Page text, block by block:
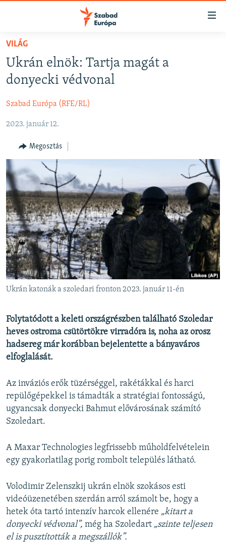
Akadálymentes
Ugrás
oldalra
Ugrás
NAPIRENDEN
AKTUÁLIS
PODCASTOK
VIDEÓK
ELEMZŐ
NER15
SZABADON
TÁRSADALOM
DEMOKRÁCIA
A PÉNZ NYOMÁBAN
EURÓPAI UNIÓ
VILÁG
KLÍMAVÁLTOZÁS
A MÚLT TANULSÁGAI
KÖVESSEN MINKET!
Valamennyi RFE/RL weboldal
VILÁG
Ukrán elnök: Tartja magát a
donyecki védvonal
Szabad Európa (RFE/RL)
2023. január 12.
Megosztás
Ukrán katonák a szoledari fronton 2023. január 11-én
Folytatódott a keleti országrészben található Szoledar
heves ostroma csütörtökre virradóra is, noha az orosz
hadsereg már korábban bejelentette a bányaváros
elfoglalását.
Az inváziós erők tüzérséggel, rakétákkal és harci
repülőgépekkel is támadták a stratégiai fontosságú,
ugyancsak donyecki Bahmut elővárosának számító
Szoledart.
A Maxar Technologies legfrissebb műholdfelvételein
egy gyakorlatilag porig rombolt település látható.
Volodimir Zelenszkij ukrán elnök szokásos esti
videóüzenetében szerdán arról számolt be, hogy a
hetek óta tartó intenzív harcok ellenére „kitart a
donyecki védvonal”, még ha Szoledart „szinte teljesen
el is pusztították a megszállók”.